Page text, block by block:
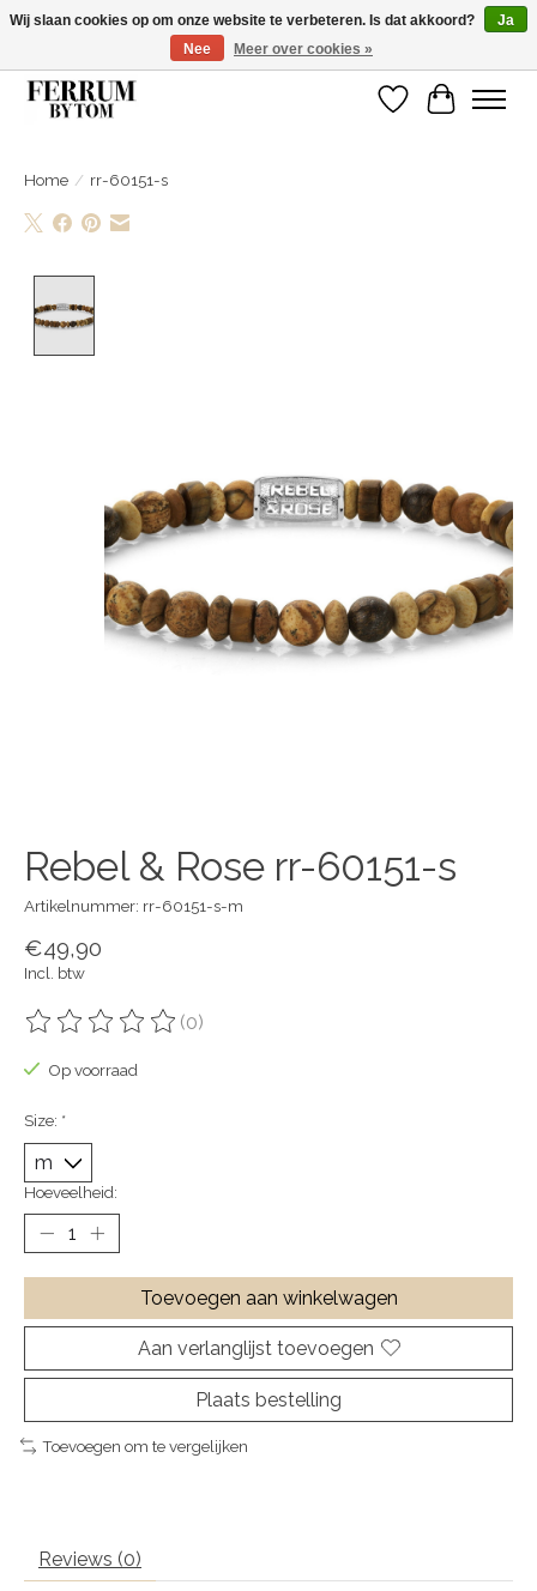
Wij zijn gelsoten van 14 tm 18 februari
Verlanglijst
Home / rr-60151-s
Rebel & Rose rr-60151-s
Artikelnummer: rr-60151-s-m
€49,90
Incl. btw
De beoordeling van dit product is
(0)
Op voorraad
Size: *
Hoeveelheid:
Toevoegen aan winkelwagen
Aan verlanglijst toevoegen
Plaats bestelling
Toevoegen om te vergelijken
Reviews (0)
Wij slaan cookies op om onze website te verbeteren. Is dat akkoord?
Ja
Nee
Meer over cookies »